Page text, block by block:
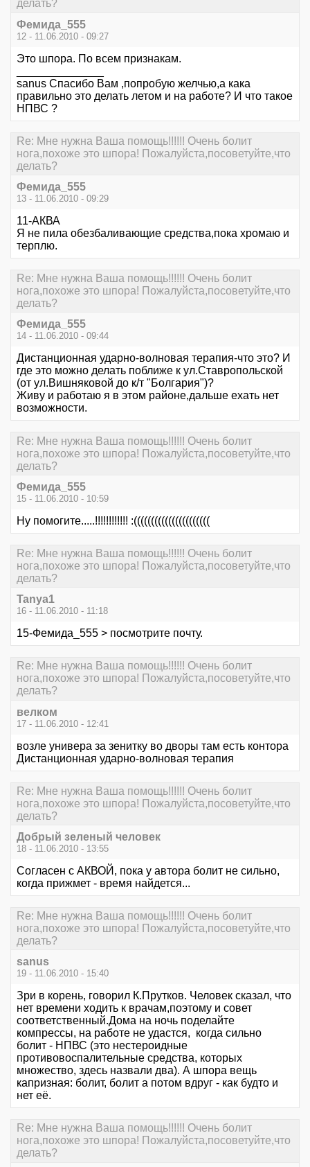
делать?
Фемида_555
12 - 11.06.2010 - 09:27
Это шпора. По всем признакам.
sanus Спасибо Вам ,попробую желчью,а кака
правильно это делать летом и на работе? И что такое
НПВС ?
Re: Мне нужна Ваша помощь!!!!!! Очень болит
нога,похоже это шпора! Пожалуйста,посоветуйте,что
делать?
Фемида_555
13 - 11.06.2010 - 09:29
11-АКВА
Я не пила обезбаливающие средства,пока хромаю и
терплю.
Re: Мне нужна Ваша помощь!!!!!! Очень болит
нога,похоже это шпора! Пожалуйста,посоветуйте,что
делать?
Фемида_555
14 - 11.06.2010 - 09:44
Дистанционная ударно-волновая терапия-что это? И
где это можно делать поближе к ул.Ставропольской
(от ул.Вишняковой до к/т "Болгария")?
Живу и работаю я в этом районе,дальше ехать нет
возможности.
Re: Мне нужна Ваша помощь!!!!!! Очень болит
нога,похоже это шпора! Пожалуйста,посоветуйте,что
делать?
Фемида_555
15 - 11.06.2010 - 10:59
Ну помогите.....!!!!!!!!!!!! :((((((((((((((((((((((
Re: Мне нужна Ваша помощь!!!!!! Очень болит
нога,похоже это шпора! Пожалуйста,посоветуйте,что
делать?
Tanya1
16 - 11.06.2010 - 11:18
15-Фемида_555 > посмотрите почту.
Re: Мне нужна Ваша помощь!!!!!! Очень болит
нога,похоже это шпора! Пожалуйста,посоветуйте,что
делать?
велком
17 - 11.06.2010 - 12:41
возле универа за зенитку во дворы там есть контора
Дистанционная ударно-волновая терапия
Re: Мне нужна Ваша помощь!!!!!! Очень болит
нога,похоже это шпора! Пожалуйста,посоветуйте,что
делать?
Добрый зеленый человек
18 - 11.06.2010 - 13:55
Согласен с АКВОЙ, пока у автора болит не сильно,
когда прижмет - время найдется...
Re: Мне нужна Ваша помощь!!!!!! Очень болит
нога,похоже это шпора! Пожалуйста,посоветуйте,что
делать?
sanus
19 - 11.06.2010 - 15:40
Зри в корень, говорил К.Прутков. Человек сказал, что
нет времени ходить к врачам,поэтому и совет
соответственный.Дома на ночь поделайте
компрессы, на работе не удастся, когда сильно
болит - НПВС (это нестероидные
противовоспалительные средства, которых
множество, здесь назвали два). А шпора вещь
капризная: болит, болит а потом вдруг - как будто и
нет её.
Re: Мне нужна Ваша помощь!!!!!! Очень болит
нога,похоже это шпора! Пожалуйста,посоветуйте,что
делать?